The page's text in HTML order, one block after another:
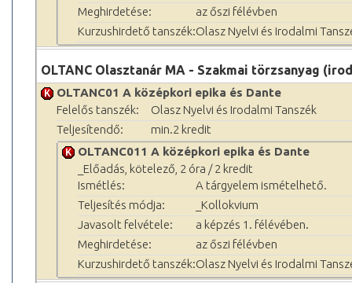
Meghirdetése:
az őszi félévben
Kurzushirdető tanszék:Olasz Nyelvi és Irodalmi
OLTANC Olasztanár MA - Szakmai törzsanyag
OLTANC01 A középkori epika és Dante
Felelős tanszék:
Olasz Nyelvi és Irodalmi Tanszék
Teljesítendő:
min.2 kredit
OLTANC011 A középkori epika és Dante
_Előadás, kötelező, 2 óra / 2 kredit
Ismétlés:
A tárgyelem ismételhető.
Teljesítés módja:
_Kollokvium
Javasolt felvétele:
a képzés 1. félévében.
Meghirdetése:
az őszi félévben
Kurzushirdető tanszék:Olasz Nyelvi és Irodalmi